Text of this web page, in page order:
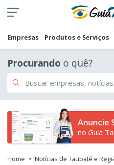
Empresas Produtos e Serviços
Procurando o quê?
Anuncie
no Guia
Home
Notícias de Taubaté e